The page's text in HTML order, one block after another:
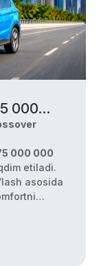
000
000 000
etiladi.
asosida